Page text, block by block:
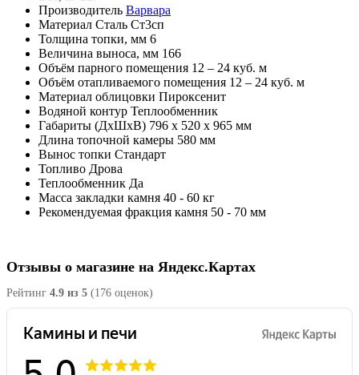
Производитель Варвара
Материал Сталь Ст3сп
Толщина топки, мм 6
Величина выноса, мм 166
Объём парного помещения 12 – 24 куб. м
Объём отапливаемого помещения 12 – 24 куб. м
Материал облицовки Пироксенит
Водяной контур Теплообменник
Габариты (ДхШхВ) 796 х 520 х 965 мм
Длина топочной камеры 580 мм
Вынос топки Стандарт
Топливо Дрова
Теплообменник Да
Масса закладки камня 40 - 60 кг
Рекомендуемая фракция камня 50 - 70 мм
Отзывы о магазине на Яндекс.Картах
Рейтинг 4.9 из 5 (176 оценок)